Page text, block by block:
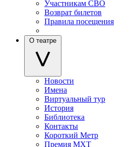
Участникам СВО
Возврат билетов
Правила посещения
О театре
Новости
Имена
Виртуальный тур
История
Библиотека
Контакты
Короткий Метр
Премия МХТ